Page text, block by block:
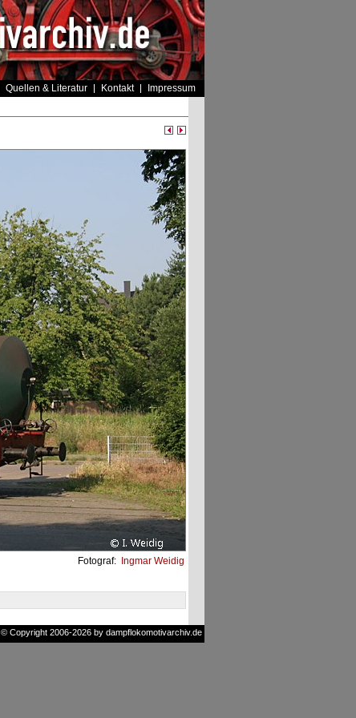
Quellen & Literatur Kontakt Impressum
Fotograf: Ingmar Weidig
© Copyright 2006-2026 by dampflokomotivarchiv.de